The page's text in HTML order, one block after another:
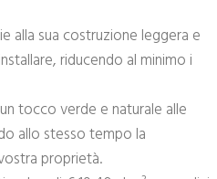
alla sua costruzione leggera e
riducendo al minimo i
tocco verde e naturale alle
allo stesso tempo la
proprietà.